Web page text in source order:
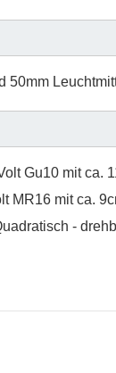
50mm
Gu10 mit ca.
MR16 mit ca.
-